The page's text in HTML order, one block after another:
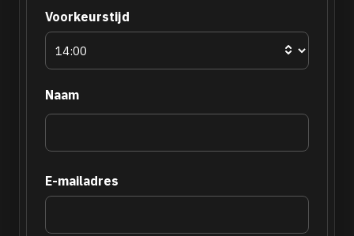
Voorkeurstijd
Naam
E-mailadres